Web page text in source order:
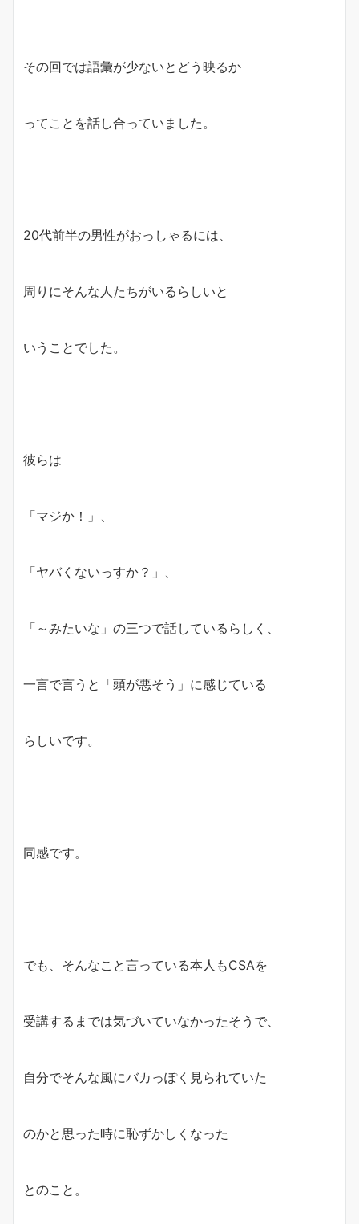
その回では語彙が少ないとどう映るか
ってことを話し合っていました。
20代前半の男性がおっしゃるには、
周りにそんな人たちがいるらしいと
いうことでした。
彼らは
「マジか！」、
「ヤバくないっすか？」、
「～みたいな」の三つで話しているらしく、
一言で言うと「頭が悪そう」に感じている
らしいです。
同感です。
でも、そんなこと言っている本人もCSAを
受講するまでは気づいていなかったそうで、
自分でそんな風にバカっぽく見られていた
のかと思った時に恥ずかしくなった
とのこと。